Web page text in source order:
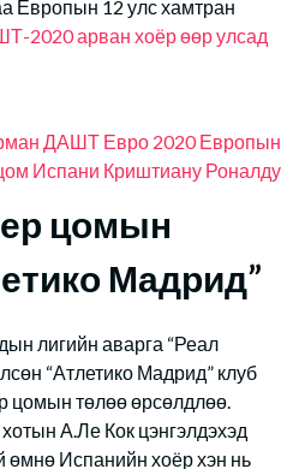
Европын 12 улс хамтран
2020 арван хоёр өөр улсад
ДАШТ Евро 2020 Европын
Испани Криштиану Роналду
цомын
Мадрид”
лигийн аварга “Реал
“Атлетико Мадрид” клуб
цомын төлөө өрсөлдлөө.
А.Ле Кок цэнгэлдэхэд
өмнө Испанийн хоёр хэн нь